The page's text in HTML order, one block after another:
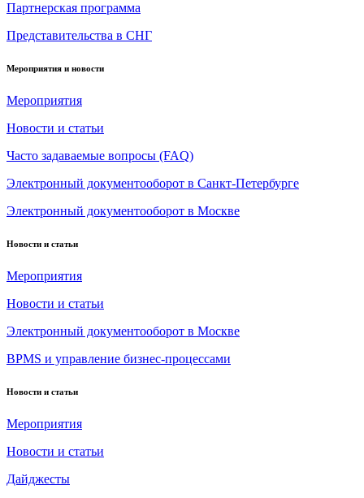
Партнерская программа
Представительства в СНГ
Мероприятия и новости
Мероприятия
Новости и статьи
Часто задаваемые вопросы (FAQ)
Электронный документооборот в Санкт-Петербурге
Электронный документооборот в Москве
Новости и статьи
Мероприятия
Новости и статьи
Электронный документооборот в Москве
BPMS и управление бизнес-процессами
Новости и статьи
Мероприятия
Новости и статьи
Дайджесты